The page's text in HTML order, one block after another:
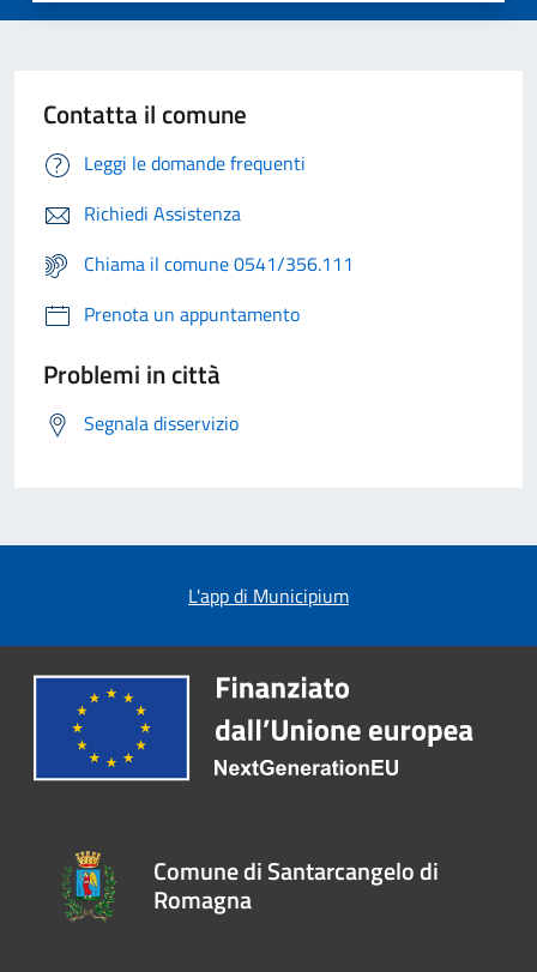
Contatta il comune
Leggi le domande frequenti
Richiedi Assistenza
Chiama il comune 0541/356.111
Prenota un appuntamento
Problemi in città
Segnala disservizio
L'app di Municipium
Comune di Santarcangelo di
Romagna